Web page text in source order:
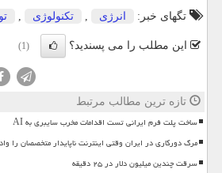
تگهای خبر: انرژی , تكنولوژی ,
این مطلب را می پسندید؟ (1)
تازه ترین مطالب مرتبط
ساخت پلت فرم ایرانی تست اقدامات مخرب سایبری به AI
مرگ دورکاری در ایران وقتی اینترنت ناپایدار متخصصان را
سرقت چندین میلیون دلار در ۲۵ دقیقه